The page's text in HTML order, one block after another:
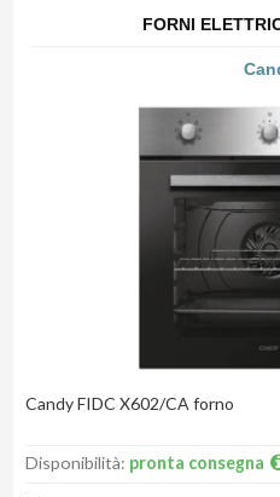
FORNI
Candy FIDC X602/CA forno
Disponibilità: pronta consegna